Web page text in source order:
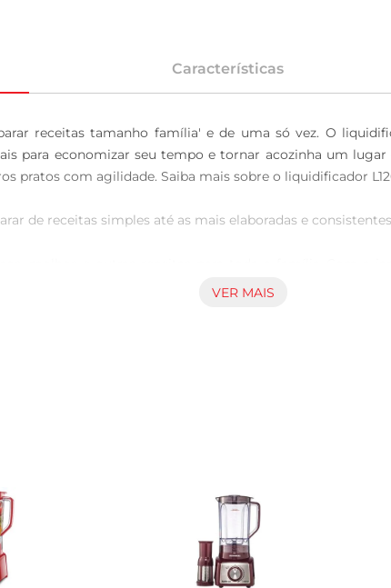
Características
receitas tamanho família' e de uma só vez. O
para economizar seu tempo e tornar acozinha um
pratos com agilidade. Saiba mais sobre o liquidificador
de receitas simples até as mais elaboradas e
feito de San Cristal, material resistente a quedas e riscos,
ideal para alcançar a textura perfeita A função Pulsar/
do seu liquidificador.
VER MAIS